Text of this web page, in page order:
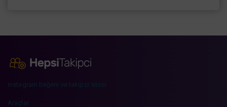
instagram beğeni ve takipçi sitesi
Araçlar